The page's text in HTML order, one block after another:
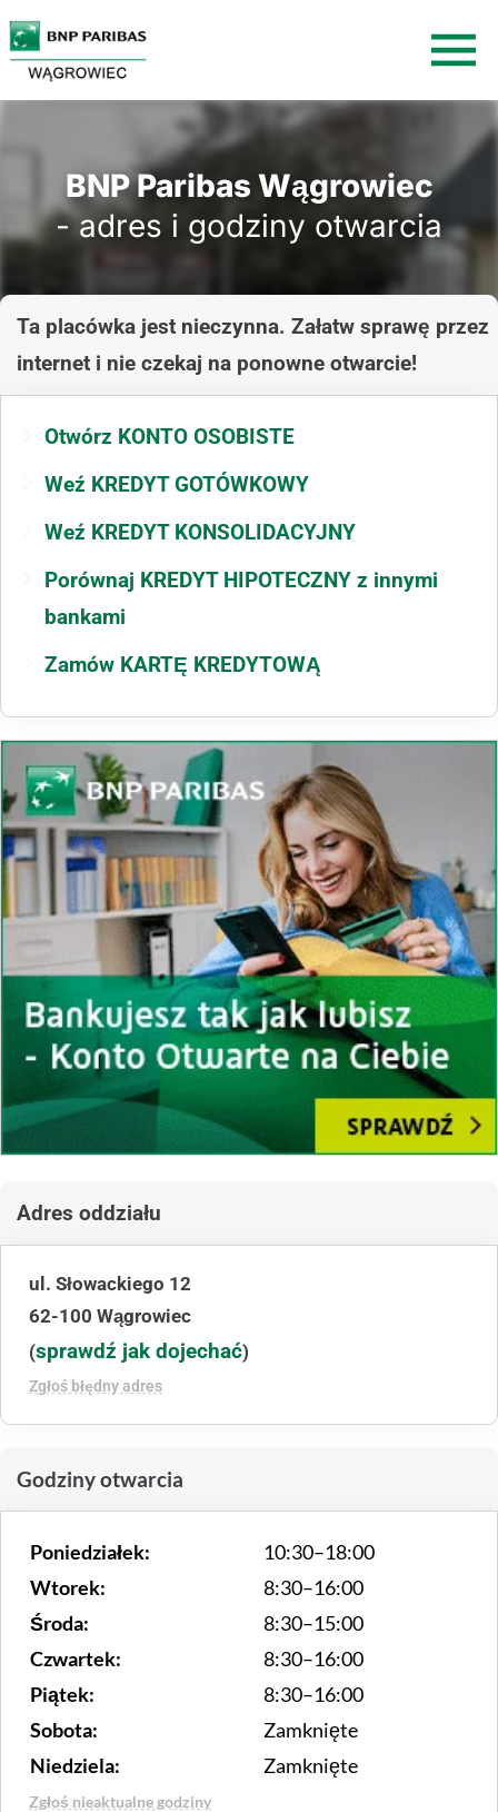
BNP Paribas Wągrowiec
- adres i godziny otwarcia
Ta placówka jest nieczynna. Załatw sprawę przez
internet i nie czekaj na ponowne otwarcie!
Otwórz KONTO OSOBISTE
Weź KREDYT GOTÓWKOWY
Weź KREDYT KONSOLIDACYJNY
Porównaj KREDYT HIPOTECZNY z innymi
bankami
Zamów KARTĘ KREDYTOWĄ
Adres oddziału
ul. Słowackiego 12
62-100 Wągrowiec
(sprawdź jak dojechać)
Zgłoś błędny adres
Godziny otwarcia
Poniedziałek:
10:30–18:00
Wtorek:
8:30–16:00
Środa:
8:30–15:00
Czwartek:
8:30–16:00
Piątek:
8:30–16:00
Sobota:
Zamknięte
Niedziela:
Zamknięte
Zgłoś nieaktualne godziny